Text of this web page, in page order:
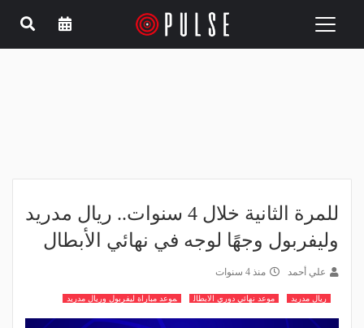
Toggle
للمرة الثانية خلال 4 سنوات.. ريال مدريد
وليفربول وجهًا لوجه في نهائي الأبطال
علي أحمد منذ 4 سنوات
ريال مدريد موعد نهائي دوري الابطال موعد مباراة ليفربول وريال مدريد